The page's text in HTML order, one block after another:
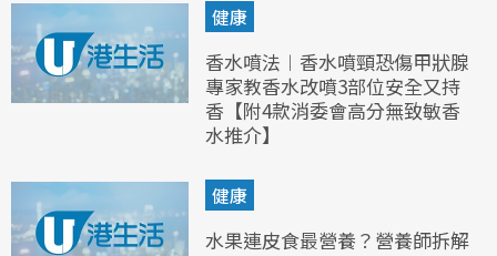
健康
香水噴法︱香水噴頸恐傷甲狀腺
專家教香水改噴3部位安全又持
香【附4款消委會高分無致敏香
水推介】
健康
水果連皮食最營養？營養師拆解